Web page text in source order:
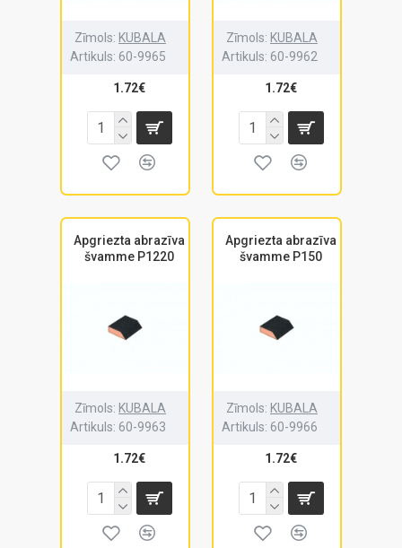
Zīmols: KUBALA
Artikuls: 60-9965
1.72€
Zīmols: KUBALA
Artikuls: 60-9962
1.72€
Apgriezta abrazīva
švamme P1220
Zīmols: KUBALA
Artikuls: 60-9963
1.72€
Apgriezta abrazīva
švamme P150
Zīmols: KUBALA
Artikuls: 60-9966
1.72€